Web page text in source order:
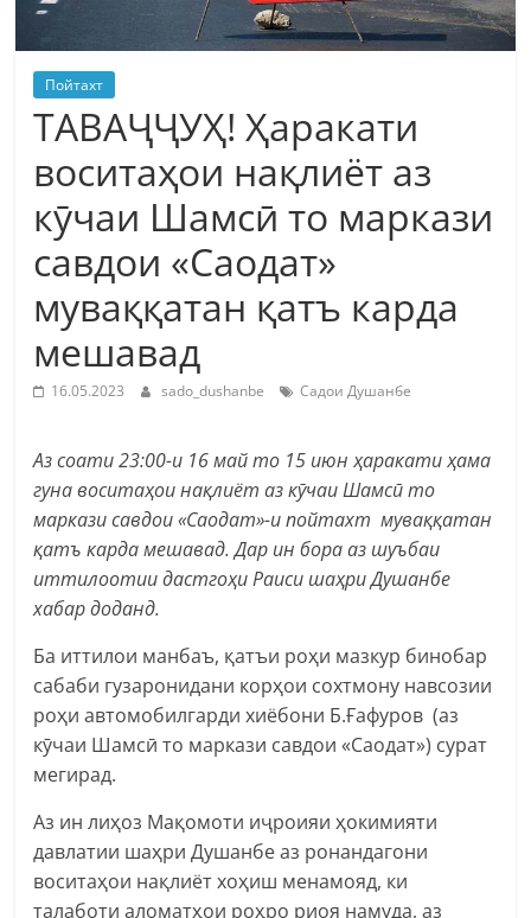
Пойтахт
ТАВАҶҶУҲ! Ҳаракати
воситаҳои нақлиёт аз
кӯчаи Шамсӣ то маркази
савдои «Саодат»
муваққатан қатъ карда
мешавад
16.05.2023 sado_dushanbe Садои Душанбе
Аз соати 23:00-и 16 май то 15 июн ҳаракати ҳама
гуна воситаҳои нақлиёт аз кӯчаи Шамсӣ то
маркази савдои «Саодат»-и пойтахт муваққатан
қатъ карда мешавад. Дар ин бора аз шуъбаи
иттилоотии дастгоҳи Раиси шаҳри Душанбе
хабар доданд.
Ба иттилои манбаъ, қатъи роҳи мазкур бинобар
сабаби гузаронидани корҳои сохтмону навсозии
роҳи автомобилгарди хиёбони Б.Ғафуров (аз
кӯчаи Шамсӣ то маркази савдои «Саодат») сурат
мегирад.
Аз ин лиҳоз Мақомоти иҷроияи ҳокимияти
давлатии шаҳри Душанбе аз ронандагони
воситаҳои нақлиёт хоҳиш менамояд, ки
талаботи аломатҳои роҳро риоя намуда, аз